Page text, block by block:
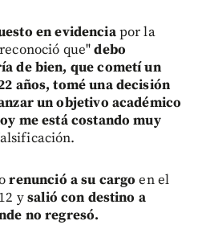
en evidenciapor la
reconoció que"debo
de bien, que cometí un
años, tomé una decisión
un objetivo académico
me está costando muy
renunció a su cargo en el
ysalió con destino a
no regresó.